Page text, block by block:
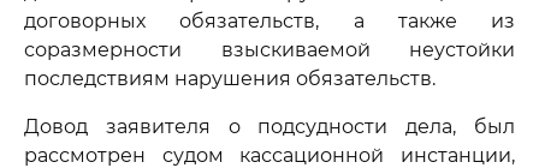
договорных обязательств, а также из
соразмерности взыскиваемой неустойки
последствиям нарушения обязательств.
Довод заявителя о подсудности дела, был
рассмотрен судом кассационной инстанции,